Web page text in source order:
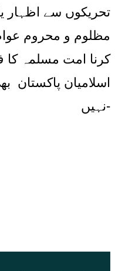
تحریکوں سے اظہار
مظلوم و محروم
کرنا امت مسلمہ کا
اسلامیان
نہیں-